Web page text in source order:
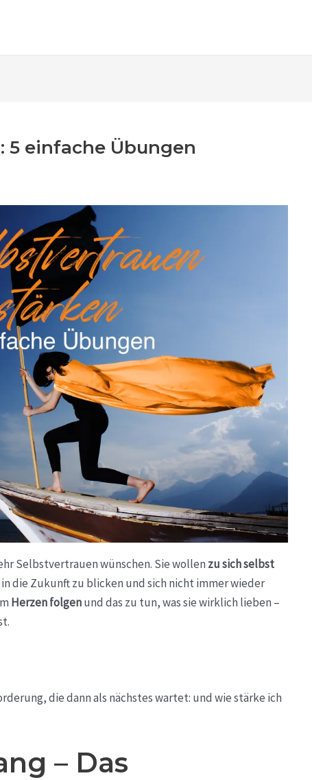
5 einfache Übungen
Selbstvertrauen wünschen. Sie wollen zu sich selbst
in die Zukunft zu blicken und sich nicht immer wieder
Herzen folgenund das zu tun, was sie wirklich lieben –
die dann als nächstes wartet: und wie stärke ich
– Das